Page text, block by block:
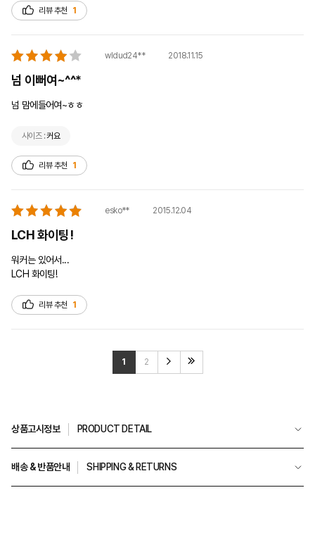
리뷰 추천 1
wldud24** 2018.11.15
넘 이뻐여~^^*
넘 맘에들어여~ㅎㅎ
사이즈 :커요
리뷰 추천 1
esko** 2015.12.04
LCH 화이팅!
워커는 있어서...
LCH 화이팅!
리뷰 추천 1
1 2
상품고시정보 PRODUCT DETAIL
배송 & 반품안내 SHIPPING & RETURNS